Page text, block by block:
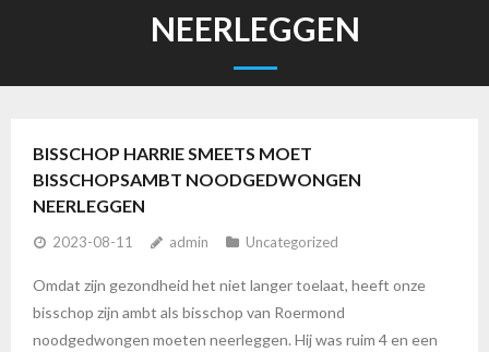
NEERLEGGEN
BISSCHOP HARRIE SMEETS MOET
BISSCHOPSAMBT NOODGEDWONGEN
NEERLEGGEN
2023-08-11 admin Uncategorized
Omdat zijn gezondheid het niet langer toelaat, heeft onze
bisschop zijn ambt als bisschop van Roermond
noodgedwongen moeten neerleggen. Hij was ruim 4 en een